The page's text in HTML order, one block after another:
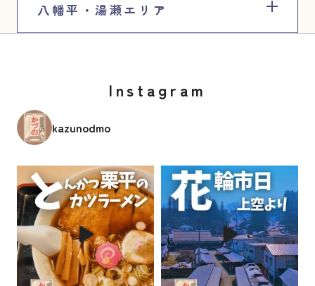
八幡平・湯瀬エリア
Instagram
kazunodmo